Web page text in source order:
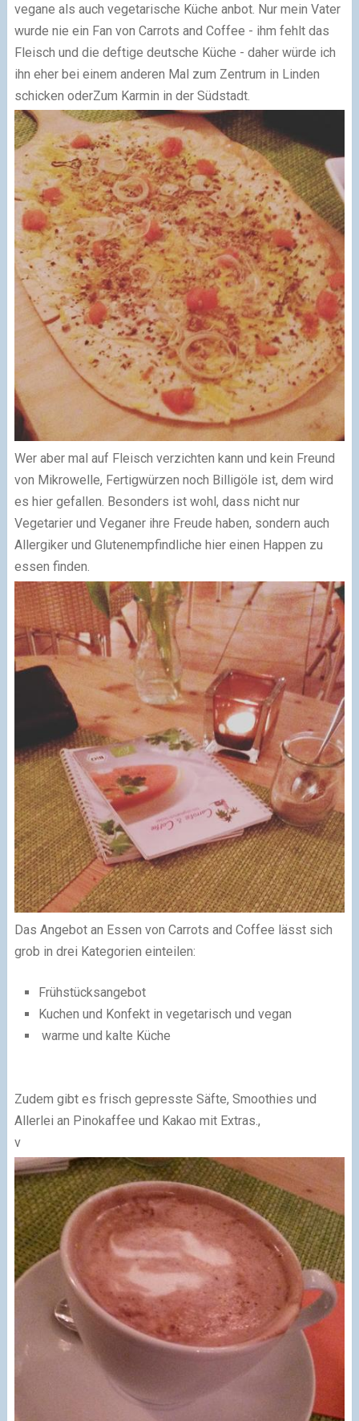
vegane als auch vegetarische Küche anbot. Nur mein Vater
wurde nie ein Fan von Carrots and Coffee - ihm fehlt das
Fleisch und die deftige deutsche Küche - daher würde ich
ihn eher bei einem anderen Mal zum Zentrum in Linden
schicken oderZum Karmin in der Südstadt.
Wer aber mal auf Fleisch verzichten kann und kein Freund
von Mikrowelle, Fertigwürzen noch Billigöle ist, dem wird
es hier gefallen. Besonders ist wohl, dass nicht nur
Vegetarier und Veganer ihre Freude haben, sondern auch
Allergiker und Glutenempfindliche hier einen Happen zu
essen finden.
Das Angebot an Essen von Carrots and Coffee lässt sich
grob in drei Kategorien einteilen:
Frühstücksangebot
Kuchen und Konfekt in vegetarisch und vegan
warme und kalte Küche
Zudem gibt es frisch gepresste Säfte, Smoothies und
Allerlei an Pinokaffee und Kakao mit Extras.,
v